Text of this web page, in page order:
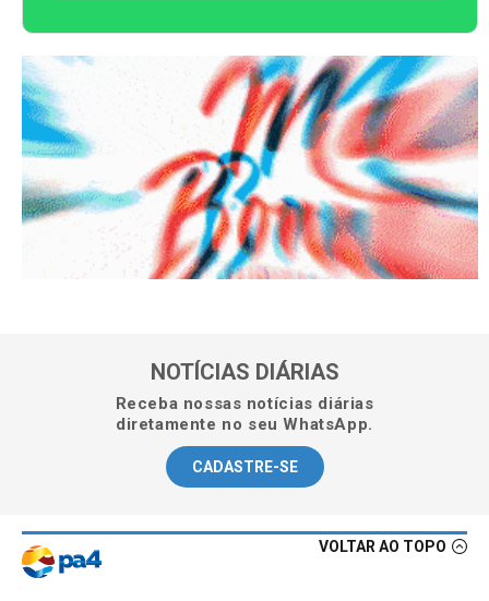
NOTÍCIAS DIÁRIAS
Receba nossas notícias diárias
diretamente no seu WhatsApp.
CADASTRE-SE
VOLTAR AO TOPO